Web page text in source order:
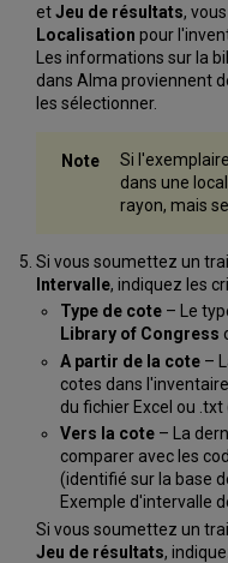
etJeu de résultats,
Localisation pour
Les informations sur la
dans Alma proviennent
les sélectionner.
Si
dans une
rayon, mais
Si vous soumettez un
Intervalle, indiquez les
Type de cote– Le
Library of Congress
A partir de la cote–
cotes dans
du fichier Excel ou
Vers la cote– La
comparer avec les
(identifié sur la base
Exemple d'intervalle
Si vous soumettez un
Jeu de résultats,